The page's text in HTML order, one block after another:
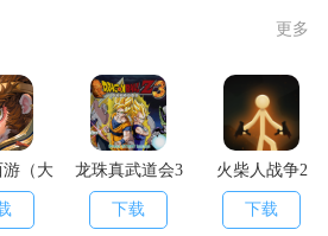
更多
游（大
龙珠真武道会3
下载
火柴人战争2
下载